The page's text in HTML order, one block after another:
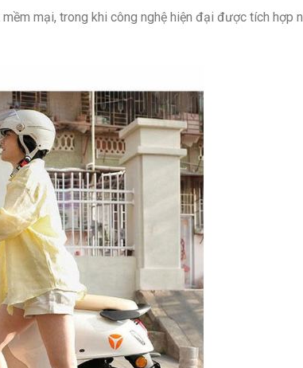
mại, trong khi công nghệ hiện đại được tích hợp